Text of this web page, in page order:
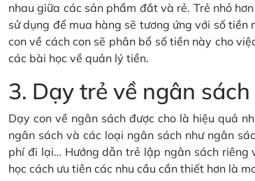
nhau giữa các sản phẩm đắt và rẻ. Trẻ nhỏ
sử dụng để mua hàng sẽ tương ứng với số
con về cách con sẽ phân bổ số tiền này cho
các bài học về quản lý tiền.
3. Dạy trẻ về ngân sách
Dạy con về ngân sách được cho là hiệu quả
ngân sách và các loại ngân sách như ngân
phí đi lại… Hướng dẫn trẻ lập ngân sách
học cách ưu tiên các nhu cầu cần thiết hơn là